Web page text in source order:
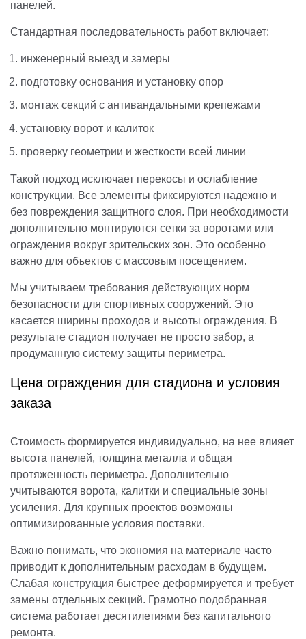
панелей.
Стандартная последовательность работ включает:
инженерный выезд и замеры
подготовку основания и установку опор
монтаж секций с антивандальными крепежами
установку ворот и калиток
проверку геометрии и жесткости всей линии
Такой подход исключает перекосы и ослабление
конструкции. Все элементы фиксируются надежно и
без повреждения защитного слоя. При необходимости
дополнительно монтируются сетки за воротами или
ограждения вокруг зрительских зон. Это особенно
важно для объектов с массовым посещением.
Мы учитываем требования действующих норм
безопасности для спортивных сооружений. Это
касается ширины проходов и высоты ограждения. В
результате стадион получает не просто забор, а
продуманную систему защиты периметра.
Цена ограждения для стадиона и условия
заказа
Стоимость формируется индивидуально, на нее влияет
высота панелей, толщина металла и общая
протяженность периметра. Дополнительно
учитываются ворота, калитки и специальные зоны
усиления. Для крупных проектов возможны
оптимизированные условия поставки.
Важно понимать, что экономия на материале часто
приводит к дополнительным расходам в будущем.
Слабая конструкция быстрее деформируется и требует
замены отдельных секций. Грамотно подобранная
система работает десятилетиями без капитального
ремонта.